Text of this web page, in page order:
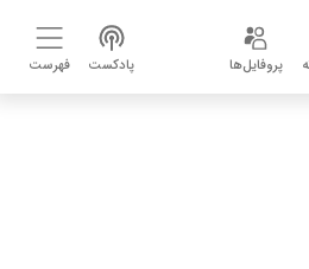
پروفایل‌ها پادکست فهرست